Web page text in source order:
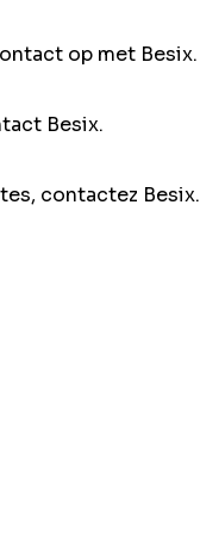
op met Besix.
Besix.
contactez Besix.